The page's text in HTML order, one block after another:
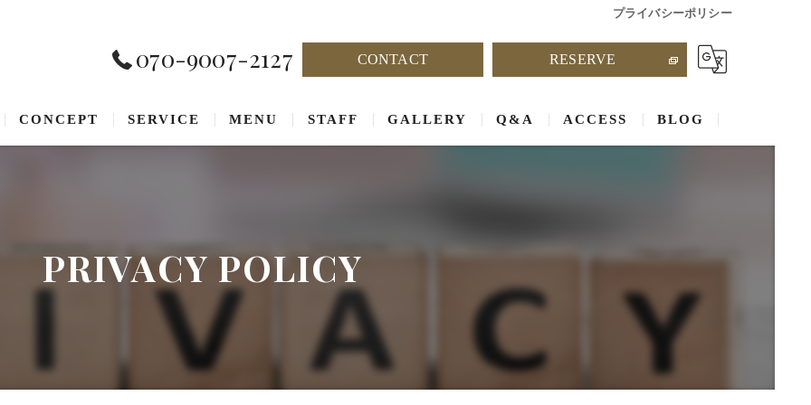
プライバシーポリシー
070-9007-2127 CONTACT RESERVE
CONCEPT SERVICE MENU STAFF GALLERY Q&A ACCESS BLOG
PRIVACY POLICY